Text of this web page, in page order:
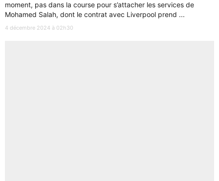
moment, pas dans la course pour s’attacher les services de
Mohamed Salah, dont le contrat avec Liverpool prend ...
4 décembre 2024 à 02h30